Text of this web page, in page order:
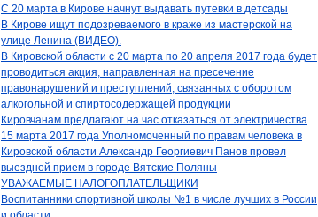
С 20 марта в Кирове начнут выдавать путевки в детсады
В Кирове ищут подозреваемого в краже из мастерской на
улице Ленина (ВИДЕО).
В Кировской области с 20 марта по 20 апреля 2017 года будет
проводиться акция, направленная на пресечение
правонарушений и преступлений, связанных с оборотом
алкогольной и спиртосодержащей продукции
Кировчанам предлагают на час отказаться от электричества
15 марта 2017 года Уполномоченный по правам человека в
Кировской области Александр Георгиевич Панов провел
выездной прием в городе Вятские Поляны
УВАЖАЕМЫЕ НАЛОГОПЛАТЕЛЬЩИКИ
Воспитанники спортивной школы №1 в числе лучших в России